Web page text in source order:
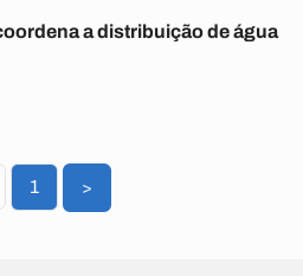
a distribuição de água
1 >